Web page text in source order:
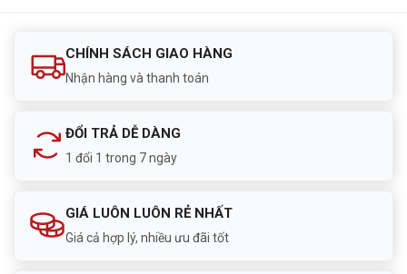
CHÍNH SÁCH GIAO HÀNG
Nhận hàng và thanh toán
ĐỔI TRẢ DỄ DÀNG
1 đổi 1 trong 7 ngày
GIÁ LUÔN LUÔN RẺ NHẤT
Giá cả hợp lý, nhiều ưu đãi tốt